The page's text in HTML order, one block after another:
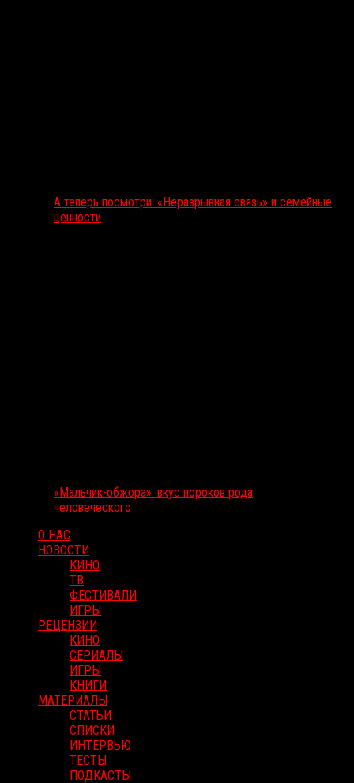
А теперь посмотри: «Неразрывная связь» и семейные
ценности
«Мальчик-обжора»: вкус пороков рода
человеческого
О НАС
НОВОСТИ
КИНО
ТВ
ФЕСТИВАЛИ
ИГРЫ
РЕЦЕНЗИИ
КИНО
СЕРИАЛЫ
ИГРЫ
КНИГИ
МАТЕРИАЛЫ
СТАТЬИ
СПИСКИ
ИНТЕРВЬЮ
ТЕСТЫ
ПОДКАСТЫ